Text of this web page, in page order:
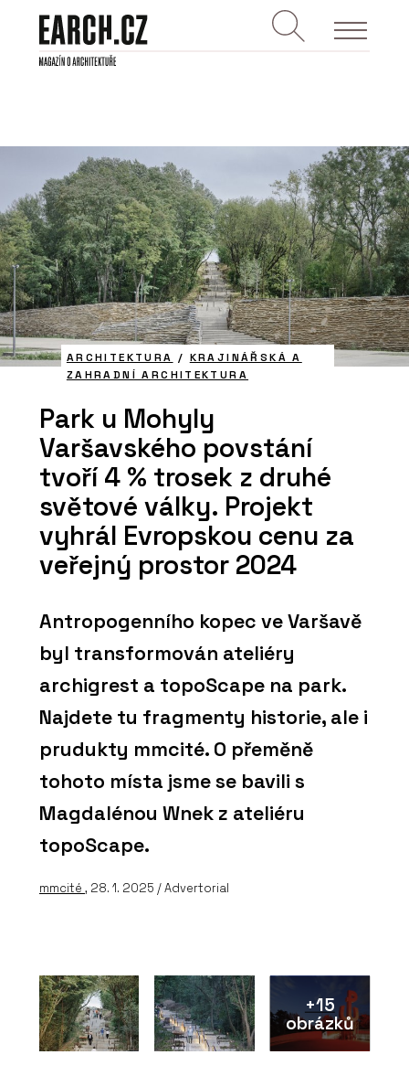
ARCHITEKTURA / KRAJINÁŘSKÁ A
ZAHRADNÍ ARCHITEKTURA
Park u Mohyly
Varšavského povstání
tvoří 4 % trosek z druhé
světové války. Projekt
vyhrál Evropskou cenu za
veřejný prostor 2024
Antropogenního kopec ve Varšavě
byl transformován ateliéry
archigrest a topoScape na park.
Najdete tu fragmenty historie, ale i
prudukty mmcité. O přeměně
tohoto místa jsme se bavili s
Magdalénou Wnek z ateliéru
topoScape.
mmcité , 28. 1. 2025 / Advertorial
+15
obrázků